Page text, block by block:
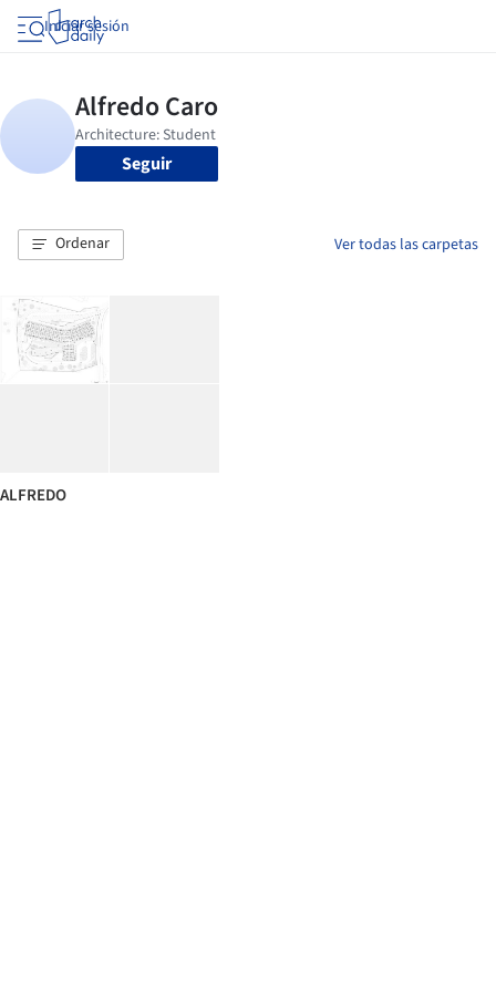
Iniciar sesión
Seguir
Ordenar Ver todas las carpetas
ALFREDO